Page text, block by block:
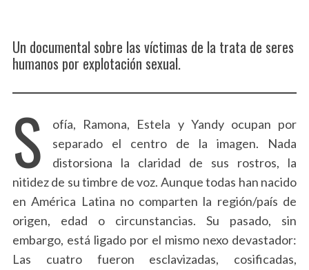
Un documental sobre las víctimas de la trata de seres
humanos por explotación sexual.
S
ofía, Ramona, Estela y Yandy ocupan por
separado el centro de la imagen. Nada
distorsiona la claridad de sus rostros, la
nitidez de su timbre de voz. Aunque todas han nacido
en América Latina no comparten la región/país de
origen, edad o circunstancias. Su pasado, sin
embargo, está ligado por el mismo nexo devastador:
Las cuatro fueron esclavizadas, cosificadas,